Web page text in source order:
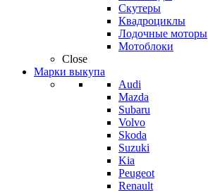
Скутеры
Квадроциклы
Лодочные моторы
Мотоблоки
Close
Марки выкупа
Audi
Mazda
Subaru
Volvo
Skoda
Suzuki
Kia
Peugeot
Renault